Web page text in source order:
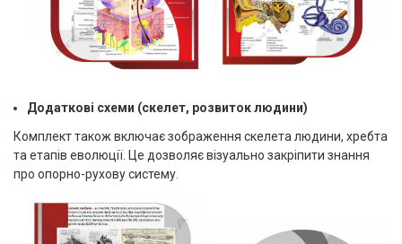
Додаткові схеми (скелет, розвиток людини)
Комплект також включає зображення скелета людини, хребта
та етапів еволюції. Це дозволяє візуально закріпити знання
про опорно-рухову систему.